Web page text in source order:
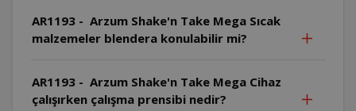
AR1193 - Arzum Shake'n Take Mega Sıcak
malzemeler blendera konulabilir mi?
AR1193 - Arzum Shake'n Take Mega Cihaz
çalışırken çalışma prensibi nedir?